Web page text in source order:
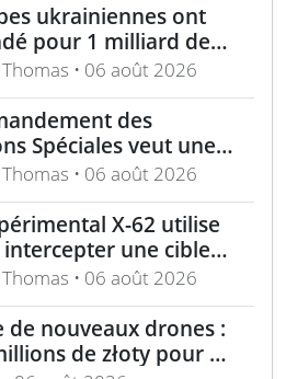
ukrainiennes ont
pour 1 milliard de
de la première
marché Brave1
• 06 août 2026
des
Spéciales veut une
5,56 mm de 4,5 kg
• 06 août 2026
X-62 utilise
intercepter une cible
conditions réelles
• 06 août 2026
de nouveaux drones :
de złoty pour un